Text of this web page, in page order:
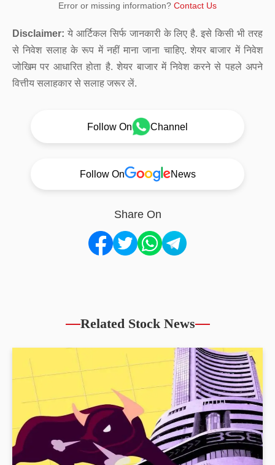
Error or missing information? Contact Us
Disclaimer: ये आर्टिकल सिर्फ जानकारी के लिए है. इसे किसी भी तरह
से निवेश सलाह के रूप में नहीं माना जाना चाहिए. शेयर बाजार में निवेश
जोखिम पर आधारित होता है. शेयर बाजार में निवेश करने से पहले अपने
वित्तीय सलाहकार से सलाह जरूर लें.
Follow On Channel
Follow On News
Share On
Related Stock News